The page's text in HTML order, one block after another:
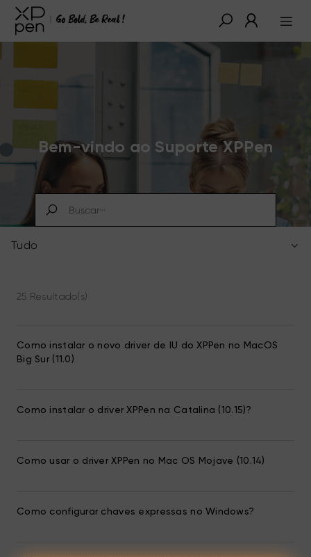
Bem-vindo ao Suporte XPPen
Tudo
25 Resultado(s)
Como instalar o novo driver de IU do XPPen no MacOS
Big Sur (11.0)
Como instalar o driver XPPen na Catalina (10.15)?
Como usar o driver XPPen no Mac OS Mojave (10.14)
Como configurar chaves expressas no Windows?